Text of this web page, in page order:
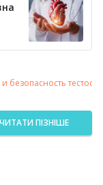
безопасность
ЧИТАТИ ПІЗНІШЕ